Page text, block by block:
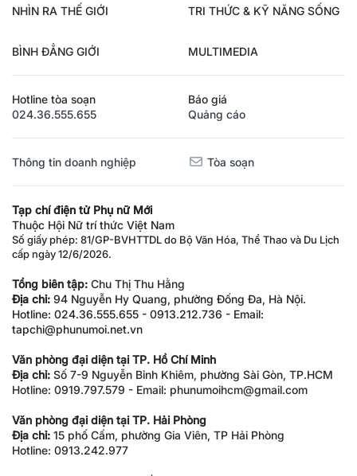
NHÌN RA THẾ GIỚI TRI THỨC & KỸ NĂNG SỐNG
BÌNH ĐẲNG GIỚI MULTIMEDIA
Hotline tòa soạn
024.36.555.655
Báo giá
Quảng cáo
Thông tin doanh nghiệp Tòa soạn
Tạp chí điện tử Phụ nữ Mới
Thuộc Hội Nữ trí thức Việt Nam
Số giấy phép: 81/GP-BVHTTDL do Bộ Văn Hóa, Thể Thao và Du Lịch
cấp ngày 12/6/2026.
Tổng biên tập: Chu Thị Thu Hằng
Địa chỉ: 94 Nguyễn Hy Quang, phường Đống Đa, Hà Nội.
Hotline: 024.36.555.655 - 0913.212.736 - Email:
tapchi@phunumoi.net.vn
Văn phòng đại diện tại TP. Hồ Chí Minh
Địa chỉ: Số 7-9 Nguyễn Bỉnh Khiêm, phường Sài Gòn, TP.HCM
Hotline: 0919.797.579 - Email: phunumoihcm@gmail.com
Văn phòng đại diện tại TP. Hải Phòng
Địa chỉ: 15 phố Cấm, phường Gia Viên, TP Hải Phòng
Hotline: 0913.242.977